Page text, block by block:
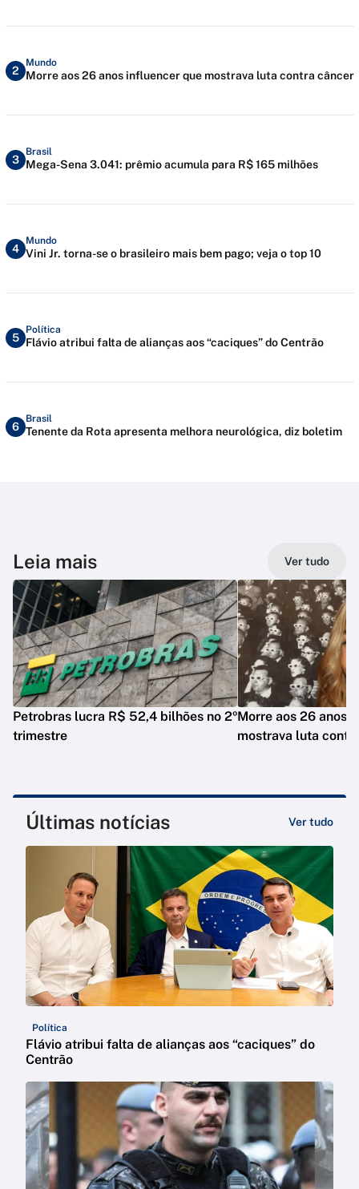
2
Mundo
Morre aos 26 anos influencer que mostrava luta contra câncer
3
Brasil
Mega-Sena 3.041: prêmio acumula para R$ 165 milhões
4
Mundo
Vini Jr. torna-se o brasileiro mais bem pago; veja o top 10
5
Política
Flávio atribui falta de alianças aos “caciques” do Centrão
6
Brasil
Tenente da Rota apresenta melhora neurológica, diz boletim
Leia mais Ver tudo
Petrobras lucra R$ 52,4 bilhões no 2º
trimestre
Morre aos 26 anos
mostrava luta
Últimas notícias Ver tudo
Política
Flávio atribui falta de alianças aos “caciques” do
Centrão